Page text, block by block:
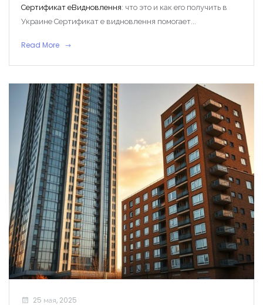
Сертификат еВидновлення: что это и как его получить в
Украине Сертификат е видновлення помогает...
Read More
25 мая, 2025